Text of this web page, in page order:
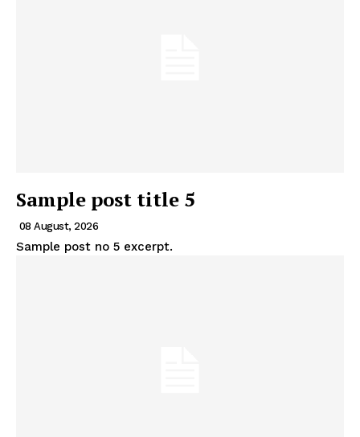
Sample post title 5
08 August, 2026
Sample post no 5 excerpt.